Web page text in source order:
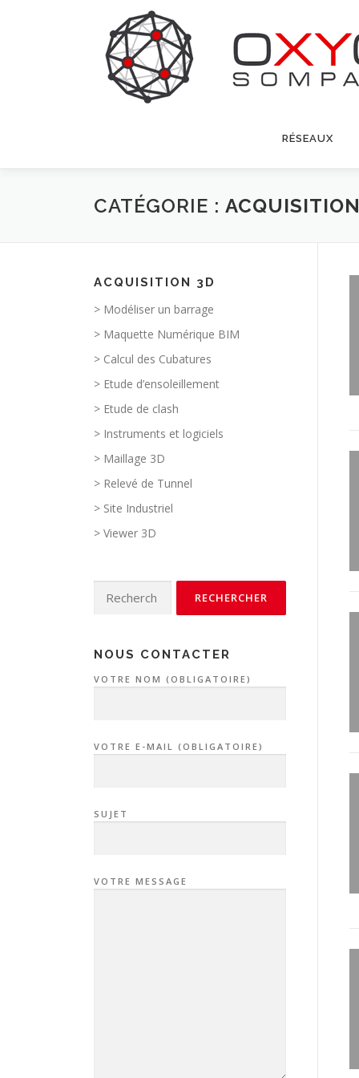
RÉSEAUX
CATÉGORIE :
ACQUISITION 3D
> Modéliser un barrage
> Maquette Numérique BIM
> Calcul des Cubatures
> Etude d’ensoleillement
> Etude de clash
> Instruments et logiciels
> Maillage 3D
> Relevé de Tunnel
> Site Industriel
> Viewer 3D
NOUS CONTACTER
VOTRE NOM (OBLIGATOIRE)
VOTRE E-MAIL (OBLIGATOIRE)
SUJET
VOTRE MESSAGE